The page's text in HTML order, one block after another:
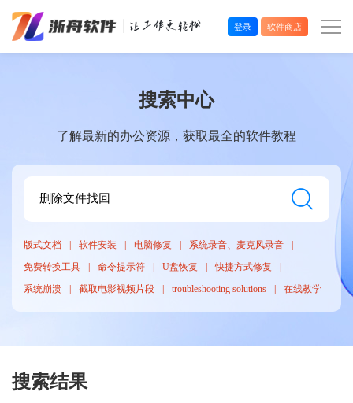
在线应用
登录 软件商店
搜索中心
了解最新的办公资源，获取最全的软件教程
版式文档 软件安装 电脑修复
系统录音、麦克风录音
免费转换工具
命令提示符 U盘恢复
快捷方式修复
系统崩溃
截取电影视频片段 troubleshooting solutions 在线教学
搜索结果